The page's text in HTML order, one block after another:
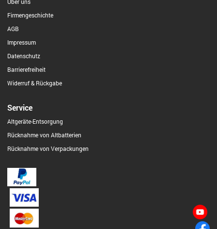
Firmengeschichte
AGB
Impressum
Datenschutz
Barrierefreiheit
Widerruf & Rückgabe
Service
Altgeräte-Entsorgung
Rücknahme von Altbatterien
Rücknahme von Verpackungen